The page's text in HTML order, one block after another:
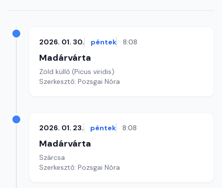
2026. 01. 30. péntek 8:08
Madárvárta
Zöld küllő (Picus viridis)
Szerkesztő: Pozsgai Nóra
2026. 01. 23. péntek 8:08
Madárvárta
Szárcsa
Szerkesztő: Pozsgai Nóra